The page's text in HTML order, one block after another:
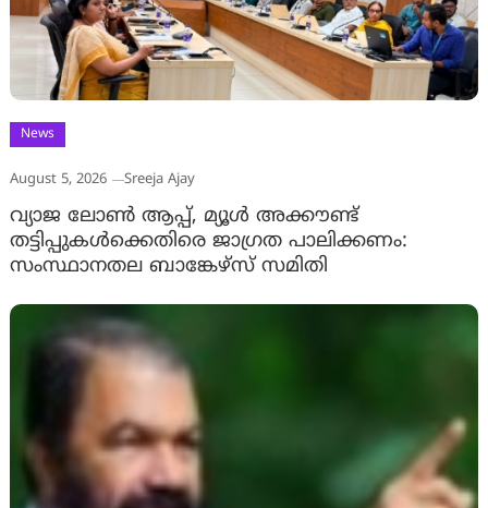
News
August 5, 2026 Sreeja Ajay
വ്യാജ ലോൺ ആപ്പ്, മ്യൂൾ അക്കൗണ്ട്
തട്ടിപ്പുകൾക്കെതിരെ ജാ​ഗ്രത പാലിക്കണം:
സംസ്ഥാനതല ബാങ്കേഴ്സ് സമിതി